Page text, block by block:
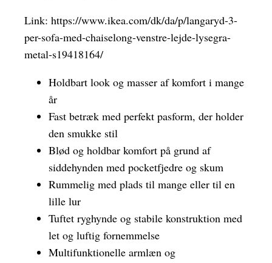
Link: https://www.ikea.com/dk/da/p/langaryd-3-
per-sofa-med-chaiselong-venstre-lejde-lysegra-
metal-s19418164/
Holdbart look og masser af komfort i mange
år
Fast betræk med perfekt pasform, der holder
den smukke stil
Blød og holdbar komfort på grund af
siddehynden med pocketfjedre og skum
Rummelig med plads til mange eller til en
lille lur
Tuftet ryghynde og stabile konstruktion med
let og luftig fornemmelse
Multifunktionelle armlæn og